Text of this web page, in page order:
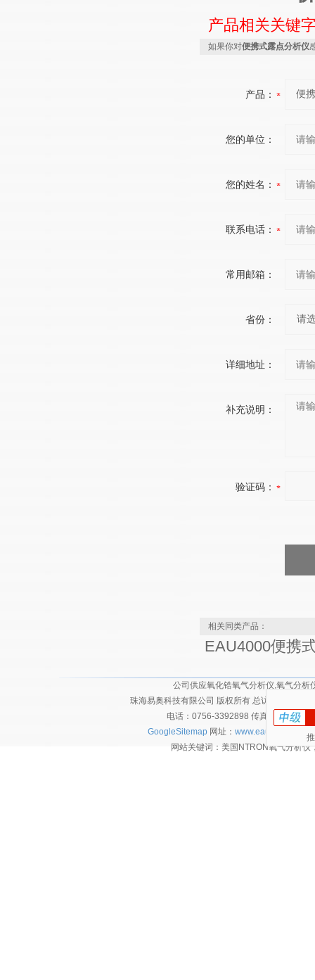
产品相关关键
如果你对便携式露点分析仪
产品：
您的单位：
您的姓名：
联系电话：
常用邮箱：
省份：
详细地址：
补充说明：
验证码：
相关同类产品：
EAU4000便携
公司供应氧化锆氧气分析仪,氧气分
珠海易奥科技有限公司 版权所有 总访问量：
电话：0756-3392898 传真：0756-
GoogleSitemap 网址： www.eautec.cn
技术
网站关键词：美国NTRON氧气分析